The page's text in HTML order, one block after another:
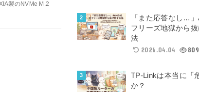
製のNVMe M.2
「また応答なし…
フリーズ地獄から
法
2026.04.04
TP-Linkは本当に「
か？